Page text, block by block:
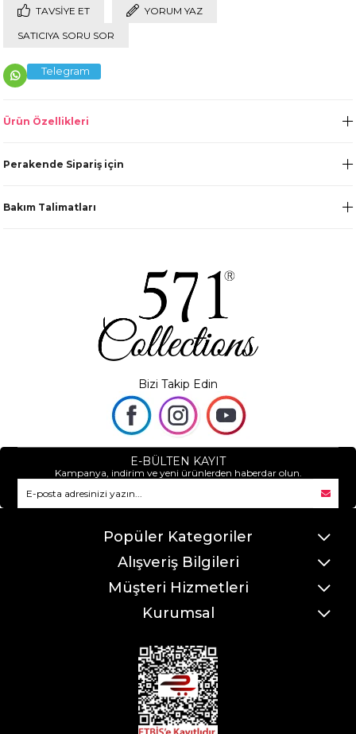
TAVSIYE ET YORUM YAZ
SATICIYA SORU SOR
Telegram
Ürün Özellikleri
Perakende Sipariş için
Bakım Talimatları
Bizi Takip Edin
E-BÜLTEN KAYIT
Kampanya, indirim ve yeni ürünlerden haberdar olun.
Popüler Kategoriler
Alışveriş Bilgileri
Müşteri Hizmetleri
Kurumsal